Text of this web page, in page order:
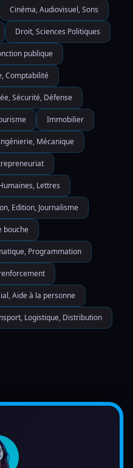
Cinéma, Audiovisuel, Sons
Droit, Sciences Politiques
publique
Comptabilité
Sécurité, Défense
Immobilier
Mécanique
Lettres
Edition, Journalisme
bouche
Programmation
Aide à la personne
Logistique, Distribution